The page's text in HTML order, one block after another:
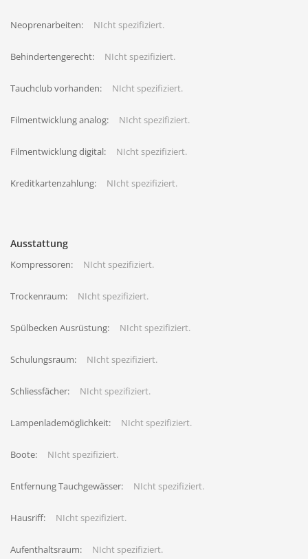
Neoprenarbeiten: NIcht spezifiziert.
Behindertengerecht: NIcht spezifiziert.
Tauchclub vorhanden: NIcht spezifiziert.
Filmentwicklung analog: NIcht spezifiziert.
Filmentwicklung digital: NIcht spezifiziert.
Kreditkartenzahlung: NIcht spezifiziert.
Ausstattung
Kompressoren: NIcht spezifiziert.
Trockenraum: NIcht spezifiziert.
Spülbecken Ausrüstung: NIcht spezifiziert.
Schulungsraum: NIcht spezifiziert.
Schliessfächer: NIcht spezifiziert.
Lampenlademöglichkeit: NIcht spezifiziert.
Boote: NIcht spezifiziert.
Entfernung Tauchgewässer: NIcht spezifiziert.
Hausriff: NIcht spezifiziert.
Aufenthaltsraum: NIcht spezifiziert.